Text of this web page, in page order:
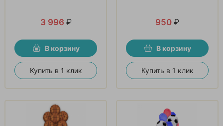
3 996 ₽
В корзину
Купить в 1 клик
950 ₽
В корзину
Купить в 1 клик